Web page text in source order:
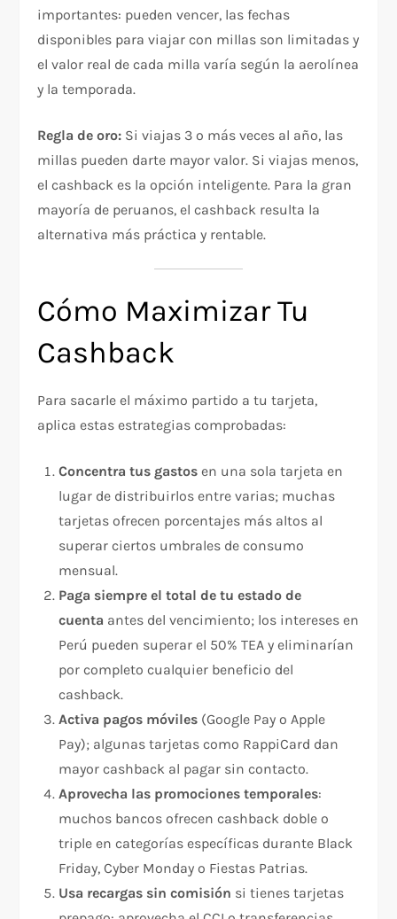
importantes: pueden vencer, las fechas
disponibles para viajar con millas son limitadas y
el valor real de cada milla varía según la aerolínea
y la temporada.
Regla de oro: Si viajas 3 o más veces al año, las
millas pueden darte mayor valor. Si viajas menos,
el cashback es la opción inteligente. Para la gran
mayoría de peruanos, el cashback resulta la
alternativa más práctica y rentable.
Cómo Maximizar Tu
Cashback
Para sacarle el máximo partido a tu tarjeta,
aplica estas estrategias comprobadas:
Concentra tus gastos en una sola tarjeta en
lugar de distribuirlos entre varias; muchas
tarjetas ofrecen porcentajes más altos al
superar ciertos umbrales de consumo
mensual.
Paga siempre el total de tu estado de
cuenta antes del vencimiento; los intereses en
Perú pueden superar el 50% TEA y eliminarían
por completo cualquier beneficio del
cashback.
Activa pagos móviles (Google Pay o Apple
Pay); algunas tarjetas como RappiCard dan
mayor cashback al pagar sin contacto.
Aprovecha las promociones temporales:
muchos bancos ofrecen cashback doble o
triple en categorías específicas durante Black
Friday, Cyber Monday o Fiestas Patrias.
Usa recargas sin comisión si tienes tarjetas